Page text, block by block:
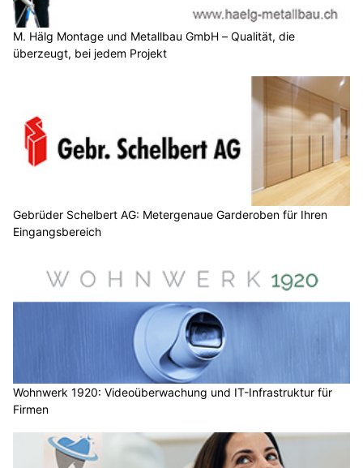
M. Hälg Montage und Metallbau GmbH – Qualität, die
überzeugt, bei jedem Projekt
Gebrüder Schelbert AG: Metergenaue Garderoben für Ihren
Eingangsbereich
Wohnwerk 1920: Videoüberwachung und IT-Infrastruktur für
Firmen